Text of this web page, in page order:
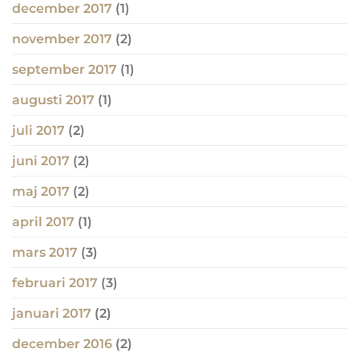
december 2017 (1)
november 2017 (2)
september 2017 (1)
augusti 2017 (1)
juli 2017 (2)
juni 2017 (2)
maj 2017 (2)
april 2017 (1)
mars 2017 (3)
februari 2017 (3)
januari 2017 (2)
december 2016 (2)